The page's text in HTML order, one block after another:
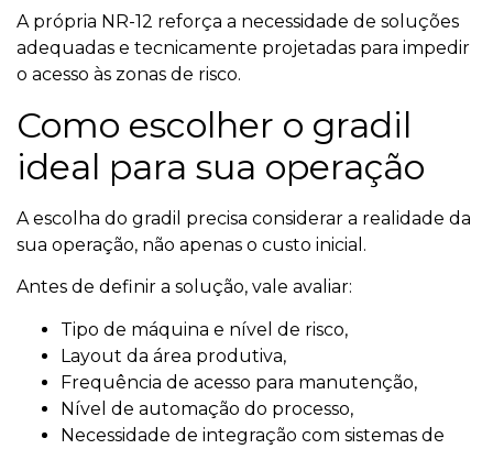
A própria NR-12 reforça a necessidade de soluções
adequadas e tecnicamente projetadas para impedir
o acesso às zonas de risco.
Como escolher o gradil
ideal para sua operação
A escolha do gradil precisa considerar a realidade da
sua operação, não apenas o custo inicial.
Antes de definir a solução, vale avaliar:
Tipo de máquina e nível de risco,
Layout da área produtiva,
Frequência de acesso para manutenção,
Nível de automação do processo,
Necessidade de integração com sistemas de